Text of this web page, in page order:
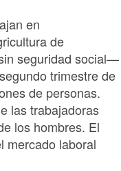
en
de
seguridad social—
trimestre de
de personas.
las trabajadoras
los hombres. El
mercado laboral